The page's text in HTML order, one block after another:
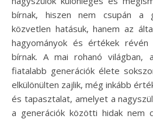
bírnak, hiszen nem csupán a
közvetlen hatásuk, hanem az
hagyományok és értékek
bírnak. A mai rohanó világban,
fiatalabb generációk élete
elkülönülten zajlik, még inkább
és tapasztalat, amelyet a
a generációk közötti hidak nem